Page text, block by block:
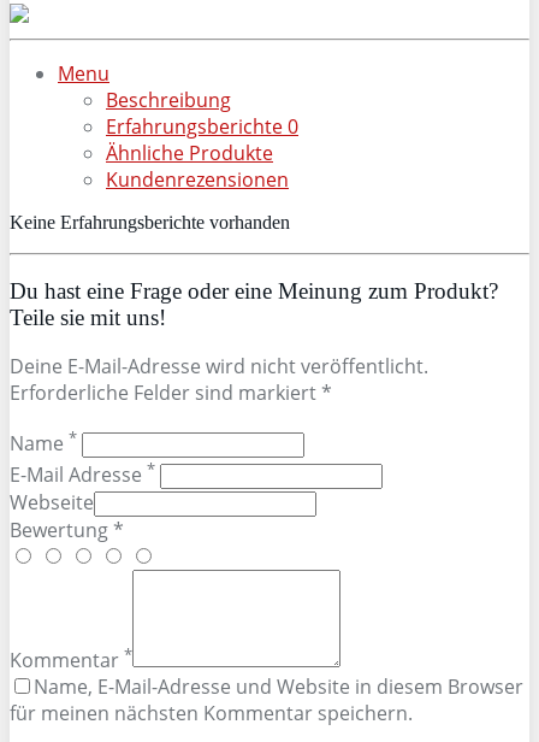
Menu
Beschreibung
Erfahrungsberichte0
Ähnliche Produkte
Kundenrezensionen
Keine Erfahrungsberichte vorhanden
Du hast eine Frage oder eine Meinung zum Produkt?
Teile sie mit uns!
Deine E-Mail-Adresse wird nicht veröffentlicht.
Erforderliche Felder sind markiert *
Name *
E-Mail Adresse *
Webseite
Bewertung *
Kommentar *
Name, E-Mail-Adresse und Website in diesem Browser
für meinen nächsten Kommentar speichern.